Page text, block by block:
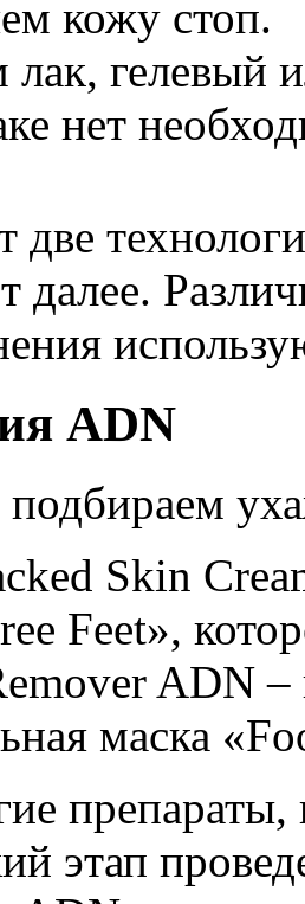
кожу стоп.
гелевый
нет
две
далее.
ADN
Skin
Feet»,
ADN –
маска
этап